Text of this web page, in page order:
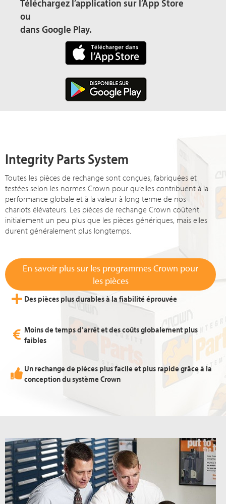
Téléchargez l’application sur l’App Store
ou
dans Google Play.
Integrity Parts System
Toutes les pièces de rechange sont conçues, fabriquées et
testées selon les normes Crown pour qu’elles contribuent à la
performance globale et à la valeur à long terme de nos
chariots élévateurs. Les pièces de rechange Crown coûtent
initialement un peu plus que les pièces génériques, mais elles
durent généralement plus longtemps.
En savoir plus sur les programmes Crown pour
les pièces
Des pièces plus durables à la fiabilité éprouvée
Moins de temps d’arrêt et des coûts globalement plus
faibles
Un rechange de pièces plus facile et plus rapide grâce à la
conception du système Crown